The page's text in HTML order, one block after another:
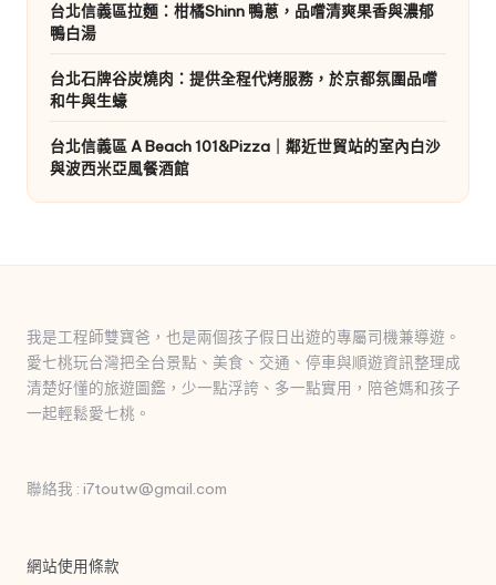
台北信義區拉麵：柑橘Shinn 鴨蔥，品嚐清爽果香與濃郁
鴨白湯
台北石牌谷炭燒肉：提供全程代烤服務，於京都氛圍品嚐
和牛與生蠔
台北信義區 A Beach 101&Pizza｜鄰近世貿站的室內白沙
與波西米亞風餐酒館
我是工程師雙寶爸，也是兩個孩子假日出遊的專屬司機兼導遊。
愛七桃玩台灣把全台景點、美食、交通、停車與順遊資訊整理成
清楚好懂的旅遊圖鑑，少一點浮誇、多一點實用，陪爸媽和孩子
一起輕鬆愛七桃。
聯絡我 : i7toutw@gmail.com
網站使用條款